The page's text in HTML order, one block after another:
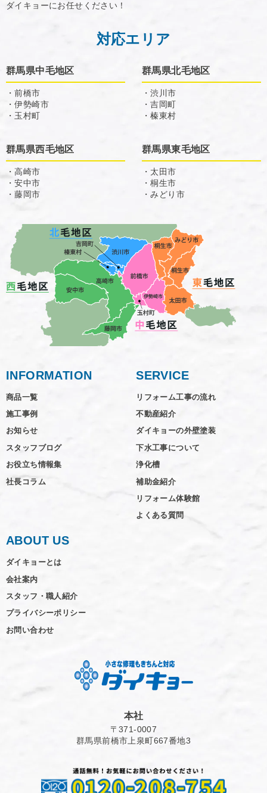
ダイキョーにお任せください！
対応エリア
群馬県中毛地区
・前橋市
・伊勢崎市
・玉村町
群馬県北毛地区
・渋川市
・吉岡町
・榛東村
群馬県西毛地区
・高崎市
・安中市
・藤岡市
群馬県東毛地区
・太田市
・桐生市
・みどり市
INFORMATION
商品一覧
施工事例
お知らせ
スタッフブログ
お役立ち情報集
社長コラム
SERVICE
リフォーム工事の流れ
不動産紹介
ダイキョーの外壁塗装
下水工事について
浄化槽
補助金紹介
リフォーム体験館
よくある質問
ABOUT US
ダイキョーとは
会社案内
スタッフ・職人紹介
プライバシーポリシー
お問い合わせ
本社
〒371-0007
群馬県前橋市上泉町667番地3